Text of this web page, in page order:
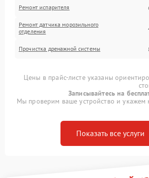
Ремонт испарителя
Ремонт датчика морозильного
отделения
Прочистка дренажной системы
Цены в прайс-листе указаны
Записывайтесь на
Мы проверим ваше устройство и укажем
Показать все услуги